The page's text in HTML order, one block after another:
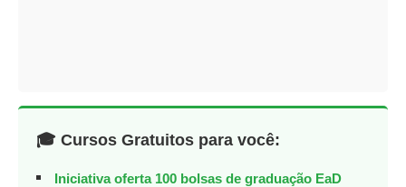
🎓 Cursos Gratuitos para você:
Iniciativa oferta 100 bolsas de graduação EaD